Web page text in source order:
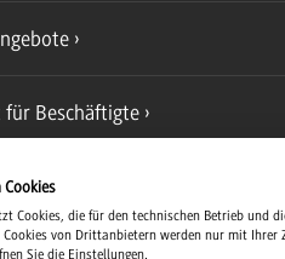
für Beschäftigte
Cookies, die für den technischen Betrieb und
von Drittanbietern werden nur mit Ihrer
Sie die Einstellungen.